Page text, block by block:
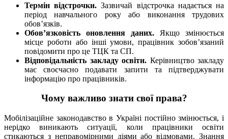
Термін відстрочки. Зазвичай відстрочка надається на
період навчального року або виконання трудових
обов’язків.
Обов’язковість оновлення даних. Якщо змінюється
місце роботи або інші умови, працівник зобов’язаний
повідомити про це ТЦК та СП.
Відповідальність закладу освіти. Керівництво закладу
має своєчасно подавати запити та підтверджувати
інформацію про працівників.
Чому важливо знати свої права?
Мобілізаційне законодавство в Україні постійно змінюється, і
нерідко виникають ситуації, коли працівники освіти
стикаються з неправомірними діями або відмовами. Знання